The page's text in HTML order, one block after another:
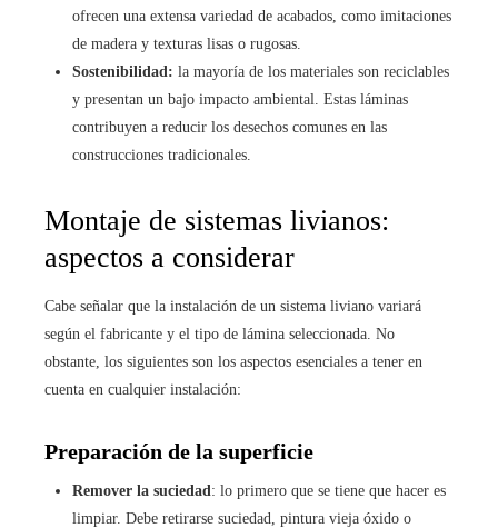
ofrecen una extensa variedad de acabados, como imitaciones
de madera y texturas lisas o rugosas.
Sostenibilidad: la mayoría de los materiales son reciclables
y presentan un bajo impacto ambiental. Estas láminas
contribuyen a reducir los desechos comunes en las
construcciones tradicionales.
Montaje de sistemas livianos:
aspectos a considerar
Cabe señalar que la instalación de un sistema liviano variará
según el fabricante y el tipo de lámina seleccionada. No
obstante, los siguientes son los aspectos esenciales a tener en
cuenta en cualquier instalación:
Preparación de la superficie
Remover la suciedad: lo primero que se tiene que hacer es
limpiar. Debe retirarse suciedad, pintura vieja óxido o